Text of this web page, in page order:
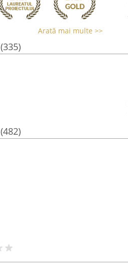
Arată mai multe >>
(335)
(482)